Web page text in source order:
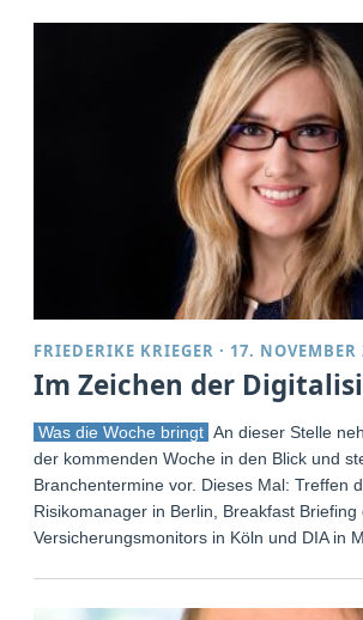
FRIEDERIKE KRIEGER · 17. NOVEMBER
Im Zeichen der
Was die Woche bringt An dieser Stelle
der kommenden Woche in den Blick und
Branchentermine vor. Dieses Mal: Treffen
Risikomanager in Berlin, Breakfast Briefing
Versicherungsmonitors in Köln und DIA in